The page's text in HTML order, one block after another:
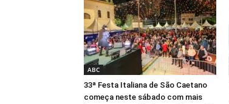
ABC
33ª Festa Italiana de São Caetano
começa neste sábado com mais